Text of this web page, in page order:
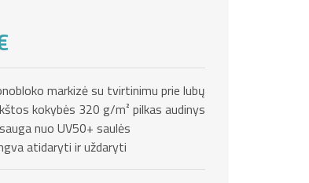
markizė su tvirtinimu prie lubų
kokybės 320 g/m² pilkas audinys
nuo UV50+ saulės
atidaryti ir uždaryti